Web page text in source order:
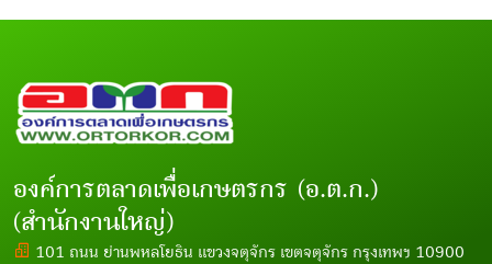
องค์การตลาดเพื่อเกษตรกร (อ.ต.ก.)
(สำนักงานใหญ่)
101 ถนน ย่านพหลโยธิน แขวงจตุจักร เขตจตุจักร กรุงเทพฯ 10900